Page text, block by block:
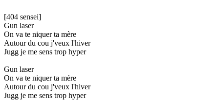
[404 sensei]
Gun laser
On va te niquer ta mère
Autour du cou j'veux l'hiver
Jugg je me sens trop hyper
Gun laser
On va te niquer ta mère
Autour du cou j'veux l'hiver
Jugg je me sens trop hyper